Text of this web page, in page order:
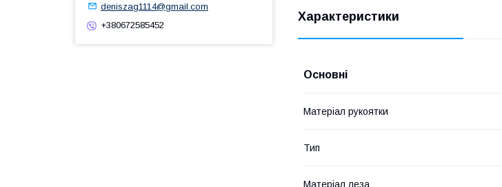
Характеристики
Основні
Матеріал рукоятки
Тип
Матеріал леза
deniszag1114@gmail.com
+380672585452